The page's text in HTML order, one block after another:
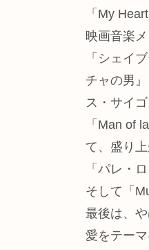
「My
映画音楽
「シェイ
チャの男
ス・サイ
「Man of
て、盛り
「パレ・
そして「
最後は、
愛をテー